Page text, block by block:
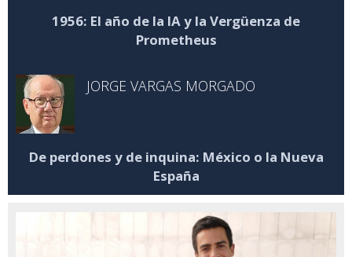
1956: El año de la IA y la Vergüenza de
Prometheus
JORGE VARGAS MORGADO
De perdones y de inquina: México o la Nueva
España